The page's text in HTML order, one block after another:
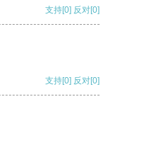
支持[0] 反对[0]
支持[0] 反对[0]